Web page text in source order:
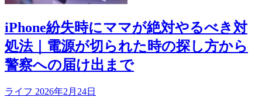
iPhone紛失時にママが絶対やるべき対
処法｜電源が切られた時の探し方から
警察への届け出まで
ライフ 2026年2月24日